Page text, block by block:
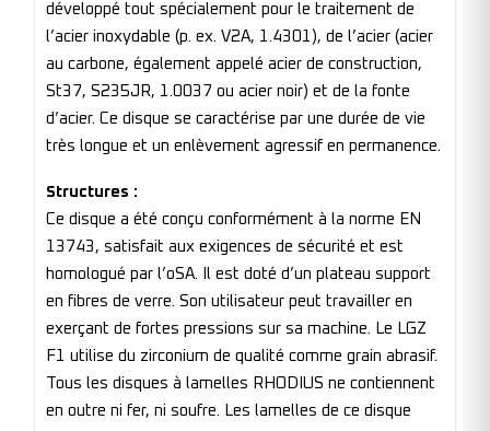
développé tout spécialement pour le traitement de
l’acier inoxydable (p. ex. V2A, 1.4301), de l’acier (acier
au carbone, également appelé acier de construction,
St37, S235JR, 1.0037 ou acier noir) et de la fonte
d’acier. Ce disque se caractérise par une durée de vie
très longue et un enlèvement agressif en permanence.
Structures :
Ce disque a été conçu conformément à la norme EN
13743, satisfait aux exigences de sécurité et est
homologué par l’oSA. Il est doté d’un plateau support
en fibres de verre. Son utilisateur peut travailler en
exerçant de fortes pressions sur sa machine. Le LGZ
F1 utilise du zirconium de qualité comme grain abrasif.
Tous les disques à lamelles RHODIUS ne contiennent
en outre ni fer, ni soufre. Les lamelles de ce disque